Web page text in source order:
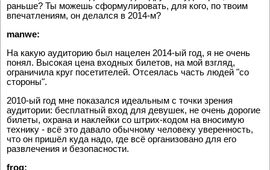
раньше? Ты можешь сформулировать, для кого, по твоим
впечатлениям, он делался в 2014-м?
manwe:
На какую аудиторию был нацелен 2014-ый год, я не очень
понял. Высокая цена входных билетов, на мой взгляд,
ограничила круг посетителей. Отсеялась часть людей "со
стороны".
2010-ый год мне показался идеальным с точки зрения
аудитории: бесплатный вход для девушек, не очень дорогие
билеты, охрана и наклейки со штрих-кодом на вносимую
технику - всё это давало обычному человеку уверенность,
что он пришёл куда надо, где всё организовано для его
развлечения и безопасности.
frog: